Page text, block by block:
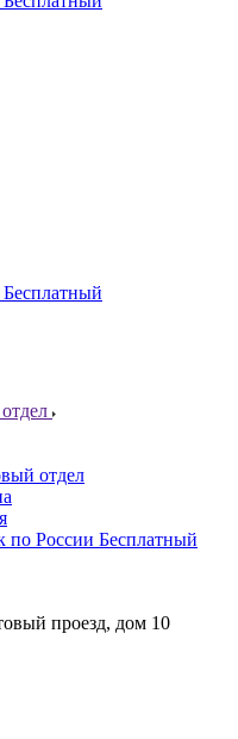
отдел
по России Бесплатный
проезд, дом 10